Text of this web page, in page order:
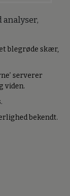
blegrøde skær,
serverer
viden.
bekendt.